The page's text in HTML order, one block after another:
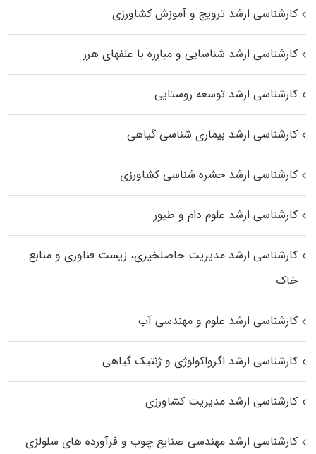
کارشناسی ارشد ترویج و آموزش کشاورزی
کارشناسی ارشد شناسایی و مبارزه با علفهای هرز
کارشناسی ارشد توسعه روستایی
کارشناسی ارشد بیماری‌ شناسی گیاهی
کارشناسی ارشد حشره‌ شناسی کشاورزی
کارشناسی ارشد علوم دام و طیور
کارشناسی ارشد مدیریت حاصلخیزی، زیست فناوری و منابع
خاک
کارشناسی ارشد علوم و مهندسی آب
کارشناسی ارشد اگرواکولوژی و ژنتیک گیاهی
کارشناسی ارشد مدیریت کشاورزی
کارشناسی ارشد مهندسی صنایع چوب و فرآورده‌ های سلولزی